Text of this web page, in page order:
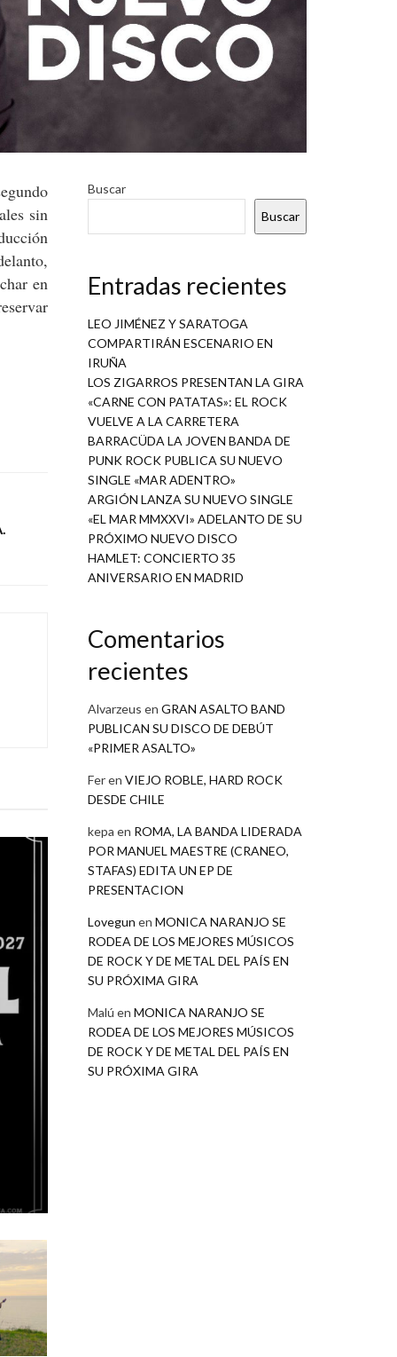
sin
en
Buscar
Buscar
Entradas recientes
LEO JIMÉNEZ Y SARATOGA
COMPARTIRÁN ESCENARIO EN
IRUÑA
LOS ZIGARROS PRESENTAN LA GIRA
«CARNE CON PATATAS»: EL ROCK
VUELVE A LA CARRETERA
BARRACÜDA LA JOVEN BANDA DE
PUNK ROCK PUBLICA SU NUEVO
SINGLE «MAR ADENTRO»
ARGIÓN LANZA SU NUEVO SINGLE
«EL MAR MMXXVI» ADELANTO DE SU
PRÓXIMO NUEVO DISCO
HAMLET: CONCIERTO 35
ANIVERSARIO EN MADRID
Comentarios
recientes
Alvarzeus en GRAN ASALTO BAND
PUBLICAN SU DISCO DE DEBÚT
«PRIMER ASALTO»
Feren VIEJO ROBLE, HARD ROCK
DESDE CHILE
kepa en ROMA, LA BANDA LIDERADA
POR MANUEL MAESTRE (CRANEO,
STAFAS) EDITA UN EP DE
PRESENTACION
Lovegun en MONICA NARANJO SE
RODEA DE LOS MEJORES MÚSICOS
DE ROCK Y DE METAL DEL PAÍS EN
SU PRÓXIMA GIRA
Malú en MONICA NARANJO SE
RODEA DE LOS MEJORES MÚSICOS
DE ROCK Y DE METAL DEL PAÍS EN
SU PRÓXIMA GIRA